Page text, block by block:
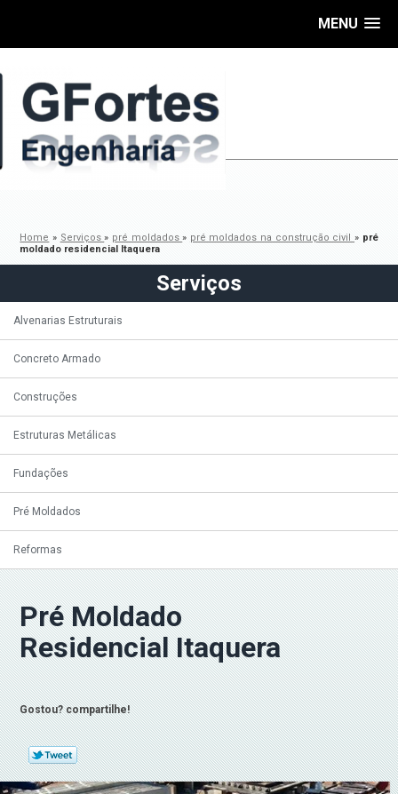
MENU
Home » Serviços» pré moldados» pré moldados na construção civil» pré
moldado residencial Itaquera
Serviços
Alvenarias Estruturais
Concreto Armado
Construções
Estruturas Metálicas
Fundações
Pré Moldados
Reformas
Pré Moldado
Residencial Itaquera
Gostou? compartilhe!